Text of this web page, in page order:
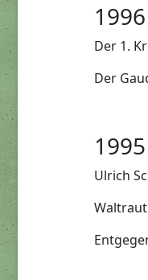
1996
Der 1.
Der
1995
Ulrich